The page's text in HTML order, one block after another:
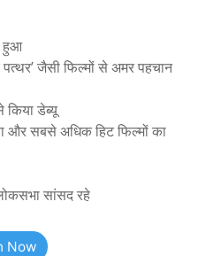
हुआ
जैसी फिल्मों से अमर पहचान
किया डेब्यू
और सबसे अधिक हिट फिल्मों का
सांसद रहे
Now